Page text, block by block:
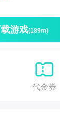
游戏(189m)
代金券